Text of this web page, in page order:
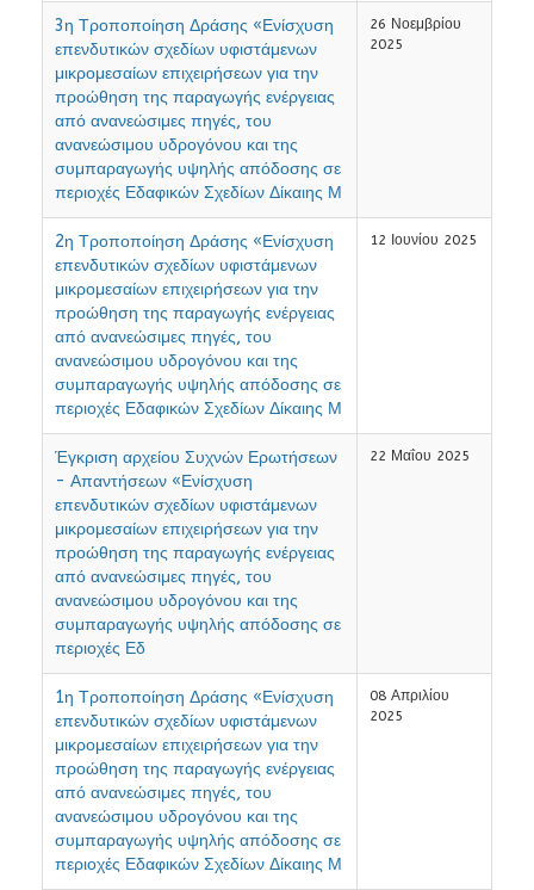
3η Τροποποίηση Δράσης «Ενίσχυση
επενδυτικών σχεδίων υφιστάμενων
μικρομεσαίων επιχειρήσεων για την
προώθηση της παραγωγής ενέργειας
από ανανεώσιμες πηγές, του
ανανεώσιμου υδρογόνου και της
συμπαραγωγής υψηλής απόδοσης σε
περιοχές Εδαφικών Σχεδίων Δίκαιης Μ
26 Νοεμβρίου
2025
2η Τροποποίηση Δράσης «Ενίσχυση
επενδυτικών σχεδίων υφιστάμενων
μικρομεσαίων επιχειρήσεων για την
προώθηση της παραγωγής ενέργειας
από ανανεώσιμες πηγές, του
ανανεώσιμου υδρογόνου και της
συμπαραγωγής υψηλής απόδοσης σε
περιοχές Εδαφικών Σχεδίων Δίκαιης Μ
12 Ιουνίου 2025
Έγκριση αρχείου Συχνών Ερωτήσεων
- Απαντήσεων «Ενίσχυση
επενδυτικών σχεδίων υφιστάμενων
μικρομεσαίων επιχειρήσεων για την
προώθηση της παραγωγής ενέργειας
από ανανεώσιμες πηγές, του
ανανεώσιμου υδρογόνου και της
συμπαραγωγής υψηλής απόδοσης σε
περιοχές Εδ
22 Μαΐου 2025
1η Τροποποίηση Δράσης «Ενίσχυση
επενδυτικών σχεδίων υφιστάμενων
μικρομεσαίων επιχειρήσεων για την
προώθηση της παραγωγής ενέργειας
από ανανεώσιμες πηγές, του
ανανεώσιμου υδρογόνου και της
συμπαραγωγής υψηλής απόδοσης σε
περιοχές Εδαφικών Σχεδίων Δίκαιης Μ
08 Απριλίου
2025